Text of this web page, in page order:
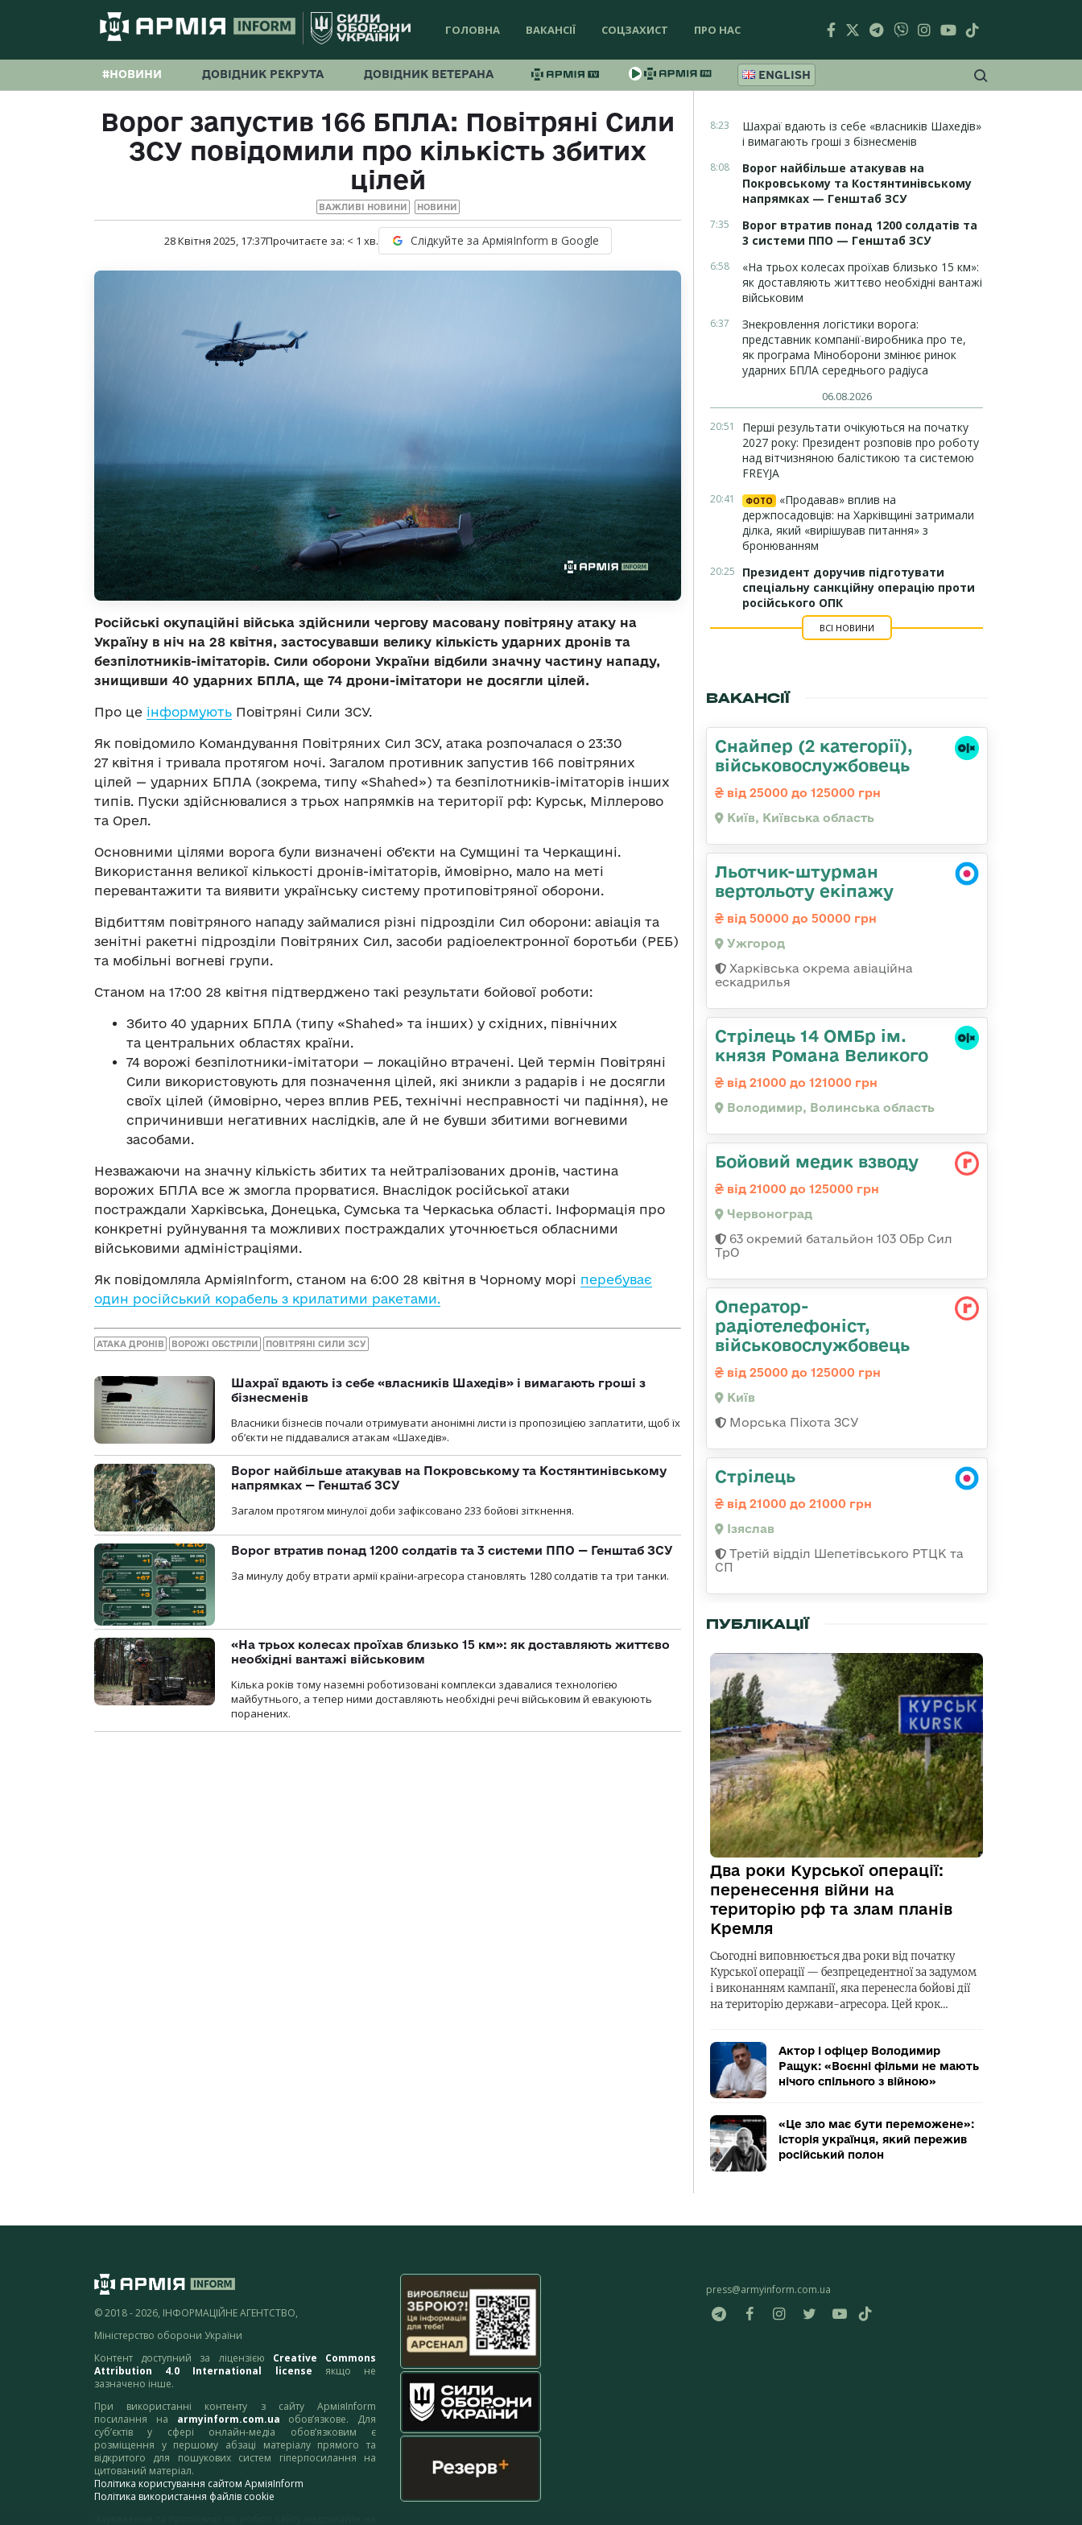
ГОЛОВНА ВАКАНСІЇ СОЦЗАХИСТ ПРО НАС
#НОВИНИ ДОВІДНИК РЕКРУТА ДОВІДНИК ВЕТЕРАНА ENGLISH
Ворог запустив 166 БПЛА: Повітряні Сили
ЗСУ повідомили про кількість збитих
цілей
ВАЖЛИВІ НОВИНИ НОВИНИ
28 Квітня 2025, 17:37Прочитаєте за: < 1 хв. Слідкуйте за АрміяInform в Google
Російські окупаційні війська здійснили чергову масовану повітряну атаку на
Україну в ніч на 28 квітня, застосувавши велику кількість ударних дронів та
безпілотників-імітаторів. Сили оборони України відбили значну частину нападу,
знищивши 40 ударних БПЛА, ще 74 дрони-імітатори не досягли цілей.
Про це інформують Повітряні Сили ЗСУ.
Як повідомило Командування Повітряних Сил ЗСУ, атака розпочалася о 23:30
27 квітня і тривала протягом ночі. Загалом противник запустив 166 повітряних
цілей — ударних БПЛА (зокрема, типу «Shahed») та безпілотників-імітаторів інших
типів. Пуски здійснювалися з трьох напрямків на території рф: Курськ, Міллерово
та Орел.
Основними цілями ворога були визначені об’єкти на Сумщині та Черкащині.
Використання великої кількості дронів-імітаторів, ймовірно, мало на меті
перевантажити та виявити українську систему протиповітряної оборони.
Відбиттям повітряного нападу займалися різні підрозділи Сил оборони: авіація та
зенітні ракетні підрозділи Повітряних Сил, засоби радіоелектронної боротьби (РЕБ)
та мобільні вогневі групи.
Станом на 17:00 28 квітня підтверджено такі результати бойової роботи:
Збито 40 ударних БПЛА (типу «Shahed» та інших) у східних, північних
та центральних областях країни.
74 ворожі безпілотники-імітатори — локаційно втрачені. Цей термін Повітряні
Сили використовують для позначення цілей, які зникли з радарів і не досягли
своїх цілей (ймовірно, через вплив РЕБ, технічні несправності чи падіння), не
спричинивши негативних наслідків, але й не бувши збитими вогневими
засобами.
Незважаючи на значну кількість збитих та нейтралізованих дронів, частина
ворожих БПЛА все ж змогла прорватися. Внаслідок російської атаки
постраждали Харківська, Донецька, Сумська та Черкаська області. Інформація про
конкретні руйнування та можливих постраждалих уточнюється обласними
військовими адміністраціями.
Як повідомляла АрміяInform, станом на 6:00 28 квітня в Чорному морі перебуває
один російський корабель з крилатими ракетами.
АТАКА ДРОНІВ ВОРОЖІ ОБСТРІЛИ ПОВІТРЯНІ СИЛИ ЗСУ
Шахраї вдають із себе «власників Шахедів» і вимагають гроші з
бізнесменів
Власники бізнесів почали отримувати анонімні листи із пропозицією заплатити, щоб їх
об’єкти не піддавалися атакам «Шахедів».
Ворог найбільше атакував на Покровському та Костянтинівському
напрямках — Генштаб ЗСУ
Загалом протягом минулої доби зафіксовано 233 бойові зіткнення.
Ворог втратив понад 1200 солдатів та 3 системи ППО — Генштаб ЗСУ
За минулу добу втрати армії країни-агресора становлять 1280 солдатів та три танки.
«На трьох колесах проїхав близько 15 км»: як доставляють життєво
необхідні вантажі військовим
Кілька років тому наземні роботизовані комплекси здавалися технологією
майбутнього, а тепер ними доставляють необхідні речі військовим й евакуюють
поранених.
8:23
Шахраї вдають із себе «власників Шахедів»
і вимагають гроші з бізнесменів
8:08
Ворог найбільше атакував на
Покровському та Костянтинівському
напрямках — Генштаб ЗСУ
7:35
Ворог втратив понад 1200 солдатів та
3 системи ППО — Генштаб ЗСУ
6:58
«На трьох колесах проїхав близько 15 км»:
як доставляють життєво необхідні вантажі
військовим
6:37
Знекровлення логістики ворога:
представник компанії-виробника про те,
як програма Міноборони змінює ринок
ударних БПЛА середнього радіуса
06.08.2026
20:51
Перші результати очікуються на початку
2027 року: Президент розповів про роботу
над вітчизняною балістикою та системою
FREYJA
20:41 ФОТО
«Продавав» вплив на
держпосадовців: на Харківщині затримали
ділка, який «вирішував питання» з
бронюванням
20:25
Президент доручив підготувати
спеціальну санкційну операцію проти
російського ОПК
ВСІ НОВИНИ
ВАКАНСІЇ
Снайпер (2 категорії),
військовослужбовець
від 25000 до 125000 грн
Київ, Київська область
Льотчик-штурман
вертольоту екіпажу
від 50000 до 50000 грн
Ужгород
Харківська окрема авіаційна
ескадрилья
Стрілець 14 ОМБр ім.
князя Романа Великого
від 21000 до 121000 грн
Володимир, Волинська область
Бойовий медик взводу
від 21000 до 125000 грн
Червоноград
63 окремий батальйон 103 ОБр Сил
ТрО
Оператор-
радіотелефоніст,
військовослужбовець
від 25000 до 125000 грн
Київ
Морська Піхота ЗСУ
Стрілець
від 21000 до 21000 грн
Ізяслав
Третій відділ Шепетівського РТЦК та
СП
ПУБЛІКАЦІЇ
Два роки Курської операції:
перенесення війни на
територію рф та злам планів
Кремля
Сьогодні виповнюється два роки від початку
Курської операції — безпрецедентної за задумом
і виконанням кампанії, яка перенесла бойові дії
на територію держави-агресора. Цей крок…
Актор і офіцер Володимир
Ращук: «Воєнні фільми не мають
нічого спільного з війною»
«Це зло має бути переможене»:
історія українця, який пережив
російський полон
© 2018 - 2026, ІНФОРМАЦІЙНЕ АГЕНТСТВО,
Міністерство оборони України
Контент доступний за ліцензією Creative Commons
Attribution 4.0 International license якщо не
зазначено інше.
При використанні контенту з сайту АрміяInform
посилання на armyinform.com.ua обов’язкове. Для
суб’єктів у сфері онлайн-медіа обов’язковим є
розміщення у першому абзаці матеріалу прямого та
відкритого для пошукових систем гіперпосилання на
цитований матеріал.
Політика користування сайтом АрміяInform
Політика використання файлів cookie
press@armyinform.com.ua